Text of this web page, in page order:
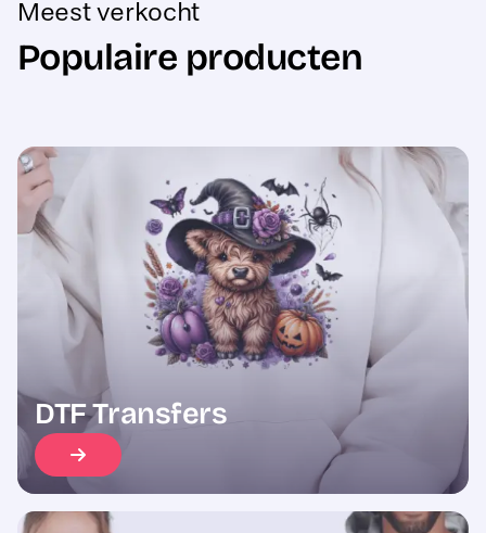
Sale
Populaire producten
DTF Transfers